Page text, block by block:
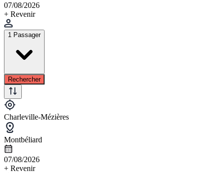
07/08/2026
+ Revenir
1 Passager
Rechercher
Charleville-Mézières
Montbéliard
07/08/2026
+ Revenir